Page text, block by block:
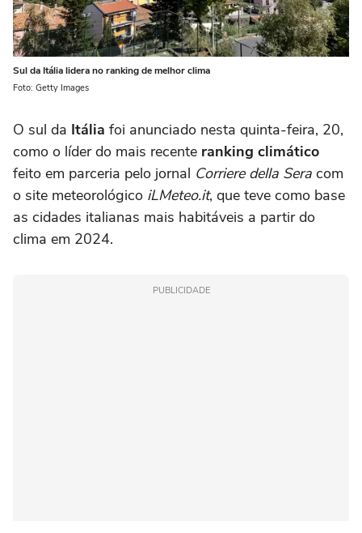
Sul da Itália lidera no ranking de melhor clima
Foto: Getty Images
O sul da Itália foi anunciado nesta quinta-feira, 20,
como o líder do mais recente ranking climático
feito em parceria pelo jornal Corriere della Sera com
o site meteorológico iLMeteo.it, que teve como base
as cidades italianas mais habitáveis a partir do
clima em 2024.
PUBLICIDADE